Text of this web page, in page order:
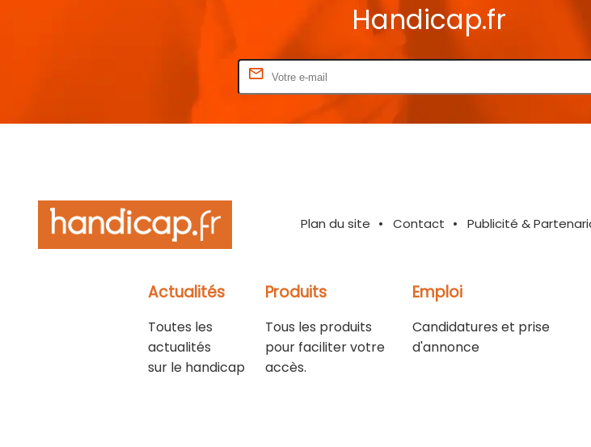
Handicap.fr
Plan du site Contact Publicité &
Actualités
Toutes les
actualités
sur le handicap
Produits
Tous les produits
pour faciliter votre
accès.
Emploi
Candidatures et prise
d'annonce